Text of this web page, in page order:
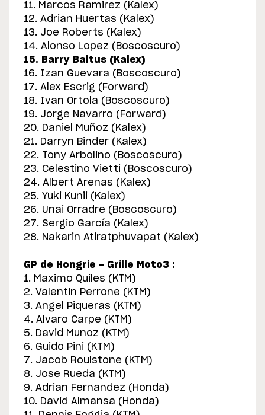
11. Marcos Ramirez (Kalex)
12. Adrian Huertas (Kalex)
13. Joe Roberts (Kalex)
14. Alonso Lopez (Boscoscuro)
15. Barry Baltus (Kalex)
16. Izan Guevara (Boscoscuro)
17. Alex Escrig (Forward)
18. Ivan Ortola (Boscoscuro)
19. Jorge Navarro (Forward)
20. Daniel Muñoz (Kalex)
21. Darryn Binder (Kalex)
22. Tony Arbolino (Boscoscuro)
23. Celestino Vietti (Boscoscuro)
24. Albert Arenas (Kalex)
25. Yuki Kunii (Kalex)
26. Unai Orradre (Boscoscuro)
27. Sergio García (Kalex)
28. Nakarin Atiratphuvapat (Kalex)
GP de Hongrie - Grille Moto3 :
1. Maximo Quiles (KTM)
2. Valentin Perrone (KTM)
3. Angel Piqueras (KTM)
4. Alvaro Carpe (KTM)
5. David Munoz (KTM)
6. Guido Pini (KTM)
7. Jacob Roulstone (KTM)
8. Jose Rueda (KTM)
9. Adrian Fernandez (Honda)
10. David Almansa (Honda)